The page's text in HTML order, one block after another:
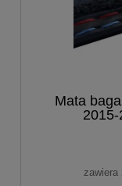
Mata
zawiera